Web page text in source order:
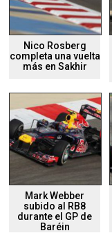
Nico Rosberg
completa una vuelta
más en Sakhir
Mark Webber
subido al RB8
durante el GP de
Baréin